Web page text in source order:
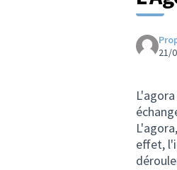
21/
effet,